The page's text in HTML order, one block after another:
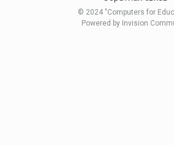
© 2024 "Computers for
Powered by Invision